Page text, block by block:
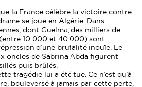
la France célèbre la victoire contre
se joue en Algérie. Dans
dont Guelma, des milliers de
10 000 et 40 000) sont
d’une brutalité inouïe. Le
oncles de Sabrina Abda figurent
puis brûlés.
tragédie lui a été tue. Ce n’est qu’à
bouleversé à jamais par cette perte,